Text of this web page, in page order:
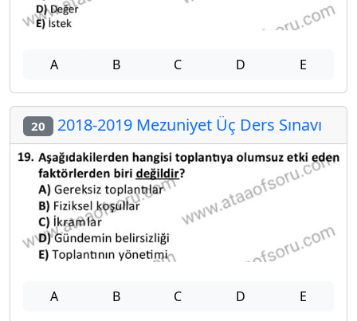
A B C D E
20 2018-2019 Mezuniyet Üç Ders Sınavı
A B C D E